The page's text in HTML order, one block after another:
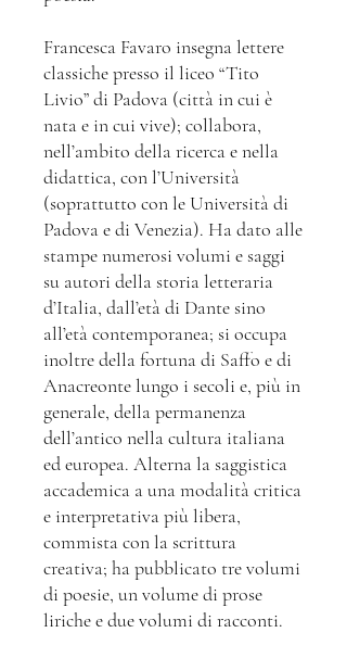
Francesca Favaro insegna lettere
classiche presso il liceo “Tito
Livio” di Padova (città in cui è
nata e in cui vive); collabora,
nell’ambito della ricerca e nella
didattica, con l’Università
(soprattutto con le Università di
Padova e di Venezia). Ha dato alle
stampe numerosi volumi e saggi
su autori della storia letteraria
d’Italia, dall’età di Dante sino
all’età contemporanea; si occupa
inoltre della fortuna di Saffo e di
Anacreonte lungo i secoli e, più in
generale, della permanenza
dell’antico nella cultura italiana
ed europea. Alterna la saggistica
accademica a una modalità critica
e interpretativa più libera,
commista con la scrittura
creativa; ha pubblicato tre volumi
di poesie, un volume di prose
liriche e due volumi di racconti.